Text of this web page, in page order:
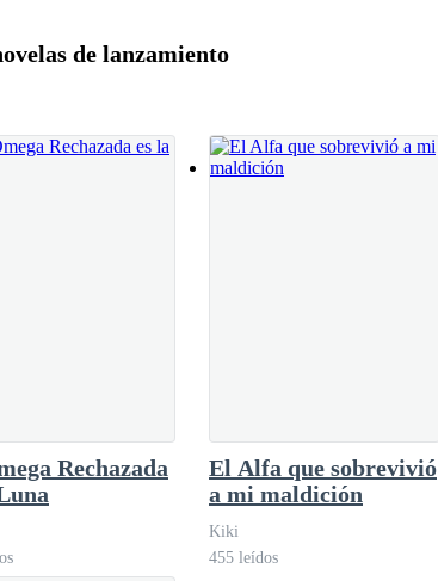
de lanzamiento
Rechazada
El Alfa que sobrevivió
a mi maldición
Kiki
455 leídos